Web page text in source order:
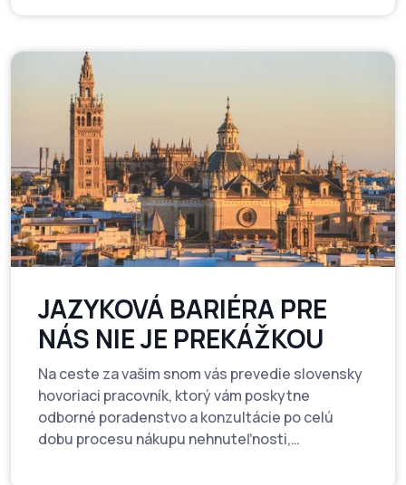
JAZYKOVÁ BARIÉRA PRE
NÁS NIE JE PREKÁŽKOU
Na ceste za vašim snom vás prevedie slovensky
hovoriaci pracovník, ktorý vám poskytne
odborné poradenstvo a konzultácie po celú
dobu procesu nákupu nehnuteľnosti,